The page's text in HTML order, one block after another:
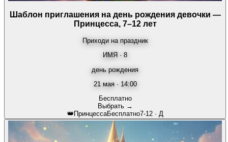
Шаблон приглашения на день рождения девочки —
Принцесса, 7–12 лет
Приходи на праздник
ИМЯ · 8
день рождения
21 мая · 14:00
Бесплатно
Выбрать →
👑 ПринцессаБесплатно7-12· Д